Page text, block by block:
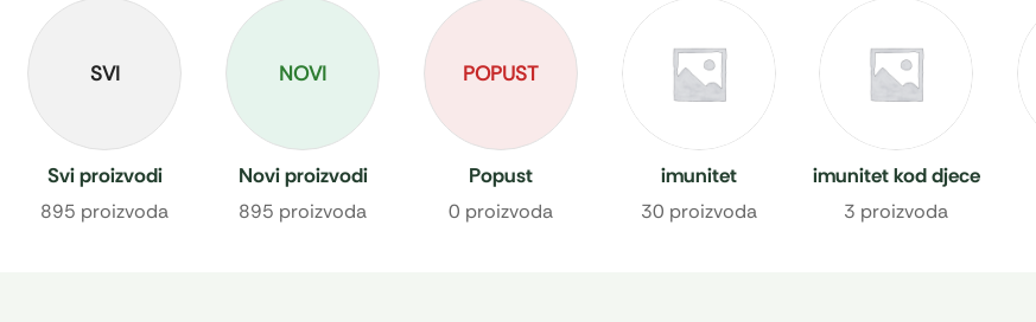
SVI
Svi proizvodi
895 proizvoda
NOVI
Novi proizvodi
895 proizvoda
POPUST
Popust
0 proizvoda
imunitet
30 proizvoda
imunitet kod djece
3 proizvoda